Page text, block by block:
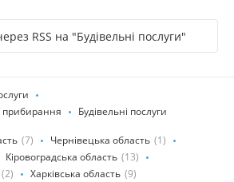
RSS на "Будівельні послуги"
прибирання
Будівельні послуги
(7) Чернівецька область (1)
Кіровоградська область (13)
(2) Харківська область (9)